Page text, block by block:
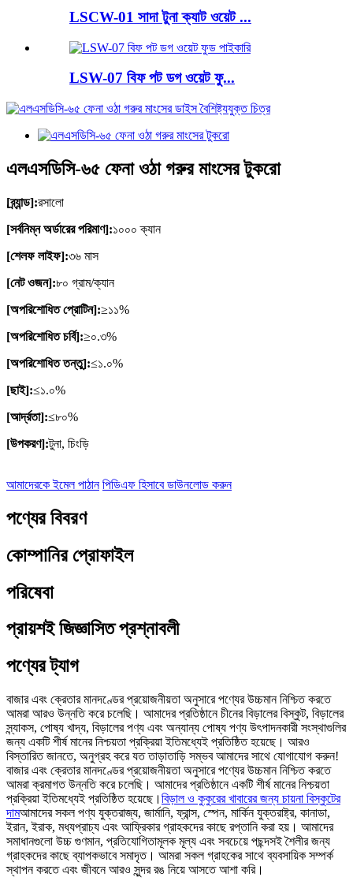
LSCW-01 সাদা টুনা ক্যাট ওয়েট ...
LSW-07 বিফ পট ডগ ওয়েট ফু...
এলএসডিসি-৬৫ ফেনা ওঠা গরুর মাংসের টুকরো
[ব্র্যান্ড]:রসালো
[সর্বনিম্ন অর্ডারের পরিমাণ]:১০০০ ক্যান
[শেলফ লাইফ]:৩৬ মাস
[নেট ওজন]:৮০ গ্রাম/ক্যান
[অপরিশোধিত প্রোটিন]:≥১১%
[অপরিশোধিত চর্বি]:≥০.৩%
[অপরিশোধিত তন্তু]:≤১.০%
[ছাই]:≤১.০%
[আর্দ্রতা]:≤৮০%
[উপকরণ]:টুনা, চিংড়ি
আমাদেরকে ইমেল পাঠান পিডিএফ হিসাবে ডাউনলোড করুন
পণ্যের বিবরণ
কোম্পানির প্রোফাইল
পরিষেবা
প্রায়শই জিজ্ঞাসিত প্রশ্নাবলী
পণ্যের ট্যাগ
বাজার এবং ক্রেতার মানদণ্ডের প্রয়োজনীয়তা অনুসারে পণ্যের উচ্চমান নিশ্চিত করতে
আমরা আরও উন্নতি করে চলেছি। আমাদের প্রতিষ্ঠানে চীনের বিড়ালের বিস্কুট, বিড়ালের
স্ন্যাকস, পোষ্য খাদ্য, বিড়ালের পণ্য এবং অন্যান্য পোষ্য পণ্য উৎপাদনকারী সংস্থাগুলির
জন্য একটি শীর্ষ মানের নিশ্চয়তা প্রক্রিয়া ইতিমধ্যেই প্রতিষ্ঠিত হয়েছে। আরও
বিস্তারিত জানতে, অনুগ্রহ করে যত তাড়াতাড়ি সম্ভব আমাদের সাথে যোগাযোগ করুন!
বাজার এবং ক্রেতার মানদণ্ডের প্রয়োজনীয়তা অনুসারে পণ্যের উচ্চমান নিশ্চিত করতে
আমরা ক্রমাগত উন্নতি করে চলেছি। আমাদের প্রতিষ্ঠানে একটি শীর্ষ মানের নিশ্চয়তা
প্রক্রিয়া ইতিমধ্যেই প্রতিষ্ঠিত হয়েছে। বিড়াল ও কুকুরের খাবারের জন্য চায়না বিস্কুটের
দামআমাদের সকল পণ্য যুক্তরাজ্য, জার্মানি, ফ্রান্স, স্পেন, মার্কিন যুক্তরাষ্ট্র, কানাডা,
ইরান, ইরাক, মধ্যপ্রাচ্য এবং আফ্রিকার গ্রাহকদের কাছে রপ্তানি করা হয়। আমাদের
সমাধানগুলো উচ্চ গুণমান, প্রতিযোগিতামূলক মূল্য এবং সবচেয়ে পছন্দসই শৈলীর জন্য
গ্রাহকদের কাছে ব্যাপকভাবে সমাদৃত। আমরা সকল গ্রাহকের সাথে ব্যবসায়িক সম্পর্ক
স্থাপন করতে এবং জীবনে আরও সুন্দর রঙ নিয়ে আসতে আশা করি।